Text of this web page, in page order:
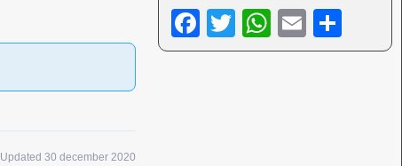
Updated 30 december 2020
F
a
T
wi
W
h
E
m el